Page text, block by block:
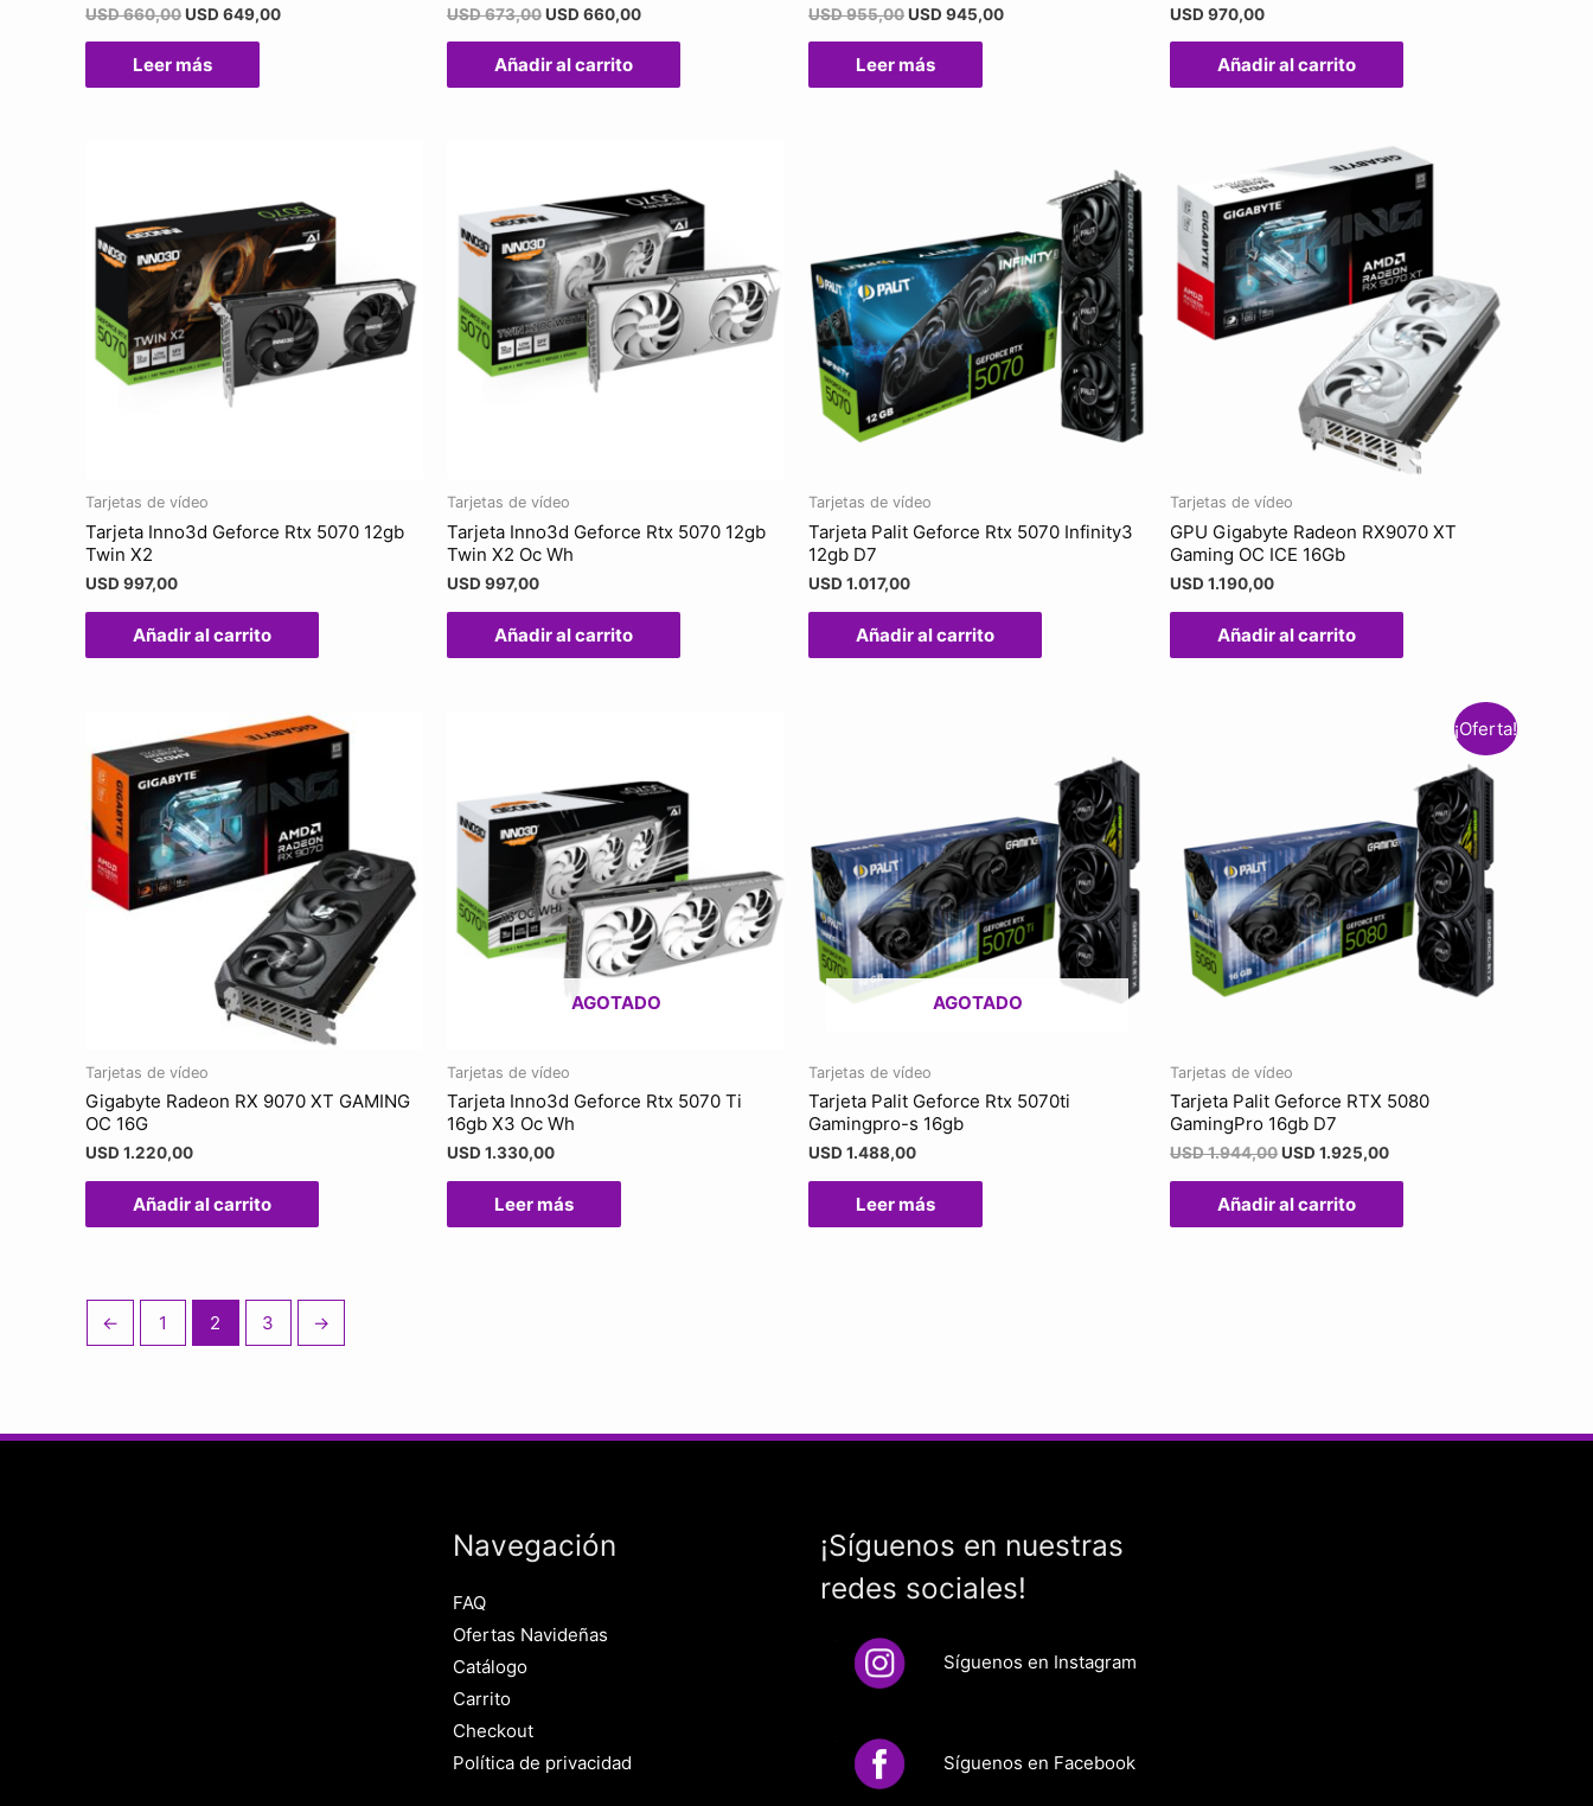
USD660,00USD 649,00
Leer más
USD673,00USD 660,00
Añadir al carrito
USD955,00USD 945,00
Leer más
USD 970,00
Añadir al carrito
Tarjetas de vídeo
Tarjeta Inno3d Geforce Rtx 5070 12gb
Twin X2
USD 997,00
Añadir al carrito
Tarjetas de vídeo
Tarjeta Inno3d Geforce Rtx 5070 12gb
Twin X2 Oc Wh
USD 997,00
Añadir al carrito
Tarjetas de vídeo
Tarjeta Palit Geforce Rtx 5070 Infinity3
12gb D7
USD 1.017,00
Añadir al carrito
Tarjetas de vídeo
GPU Gigabyte Radeon RX9070 XT
Gaming OC ICE 16Gb
USD 1.190,00
Añadir al carrito
Tarjetas de vídeo
Gigabyte Radeon RX 9070 XT GAMING
OC 16G
USD 1.220,00
Añadir al carrito
AGOTADO
Tarjetas de vídeo
Tarjeta Inno3d Geforce Rtx 5070 Ti
16gb X3 Oc Wh
USD 1.330,00
Leer más
AGOTADO
Tarjetas de vídeo
Tarjeta Palit Geforce Rtx 5070ti
Gamingpro-s 16gb
USD 1.488,00
Leer más
¡Oferta!
Tarjetas de vídeo
Tarjeta Palit Geforce RTX 5080
GamingPro 16gb D7
USD1.944,00USD 1.925,00
Añadir al carrito
← 1 2 3 →
Navegación
FAQ
Ofertas Navideñas
Catálogo
Carrito
Checkout
Política de privacidad
¡Síguenos en nuestras
redes sociales!
Síguenos en Instagram
Síguenos en Facebook